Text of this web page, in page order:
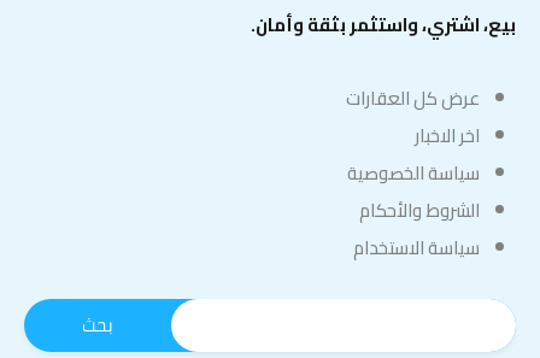
بيع، اشتري، واستثمر بثقة وأمان.
عرض كل العقارات
اخر الاخبار
سياسة الخصوصية
الشروط والأحكام
سياسة الاستخدام